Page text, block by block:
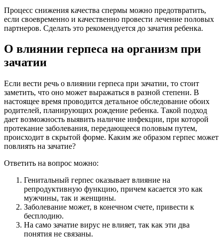
Процесс снижения качества спермы можно предотвратить,
если своевременно и качественно провести лечение половых
партнеров. Сделать это рекомендуется до зачатия ребенка.
О влиянии герпеса на организм при
зачатии
Если вести речь о влиянии герпеса при зачатии, то стоит
заметить, что оно может выражаться в разной степени. В
настоящее время проводится детальное обследование обоих
родителей, планирующих рождение ребенка. Такой подход
дает возможность выявить наличие инфекции, при которой
протекание заболевания, передающееся половым путем,
происходит в скрытой форме. Каким же образом герпес может
повлиять на зачатие?
Ответить на вопрос можно:
Генитальный герпес оказывает влияние на
репродуктивную функцию, причем касается это как
мужчины, так и женщины.
Заболевание может, в конечном счете, привести к
бесплодию.
На само зачатие вирус не влияет, так как эти два
понятия не связаны.